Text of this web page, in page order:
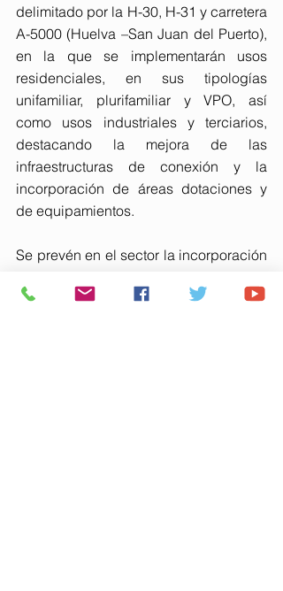
delimitado por la H-30, H-31 y carretera
A-5000 (Huelva –San Juan del Puerto),
en la que se implementarán usos
residenciales, en sus tipologías
unifamiliar, plurifamiliar y VPO, así
como usos industriales y terciarios,
destacando la mejora de las
infraestructuras de conexión y la
incorporación de áreas dotaciones y
de equipamientos.
Se prevén en el sector la incorporación
serán unifamiliares en ciudad jardín,